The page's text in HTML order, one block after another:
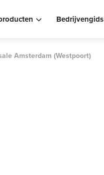
Bedrijvengids
Amsterdam (Westpoort)